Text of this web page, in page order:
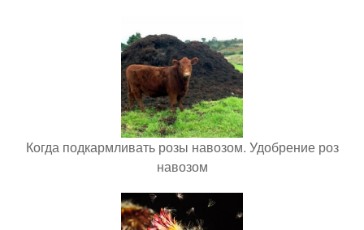
Когда подкармливать розы навозом. Удобрение роз
навозом